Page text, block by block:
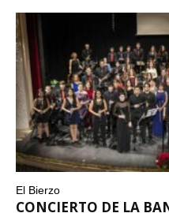
El Bierzo
CONCIERTO DE LA